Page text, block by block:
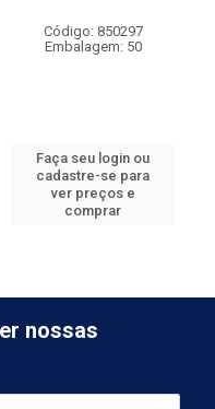
Código: 850297
Embalagem: 50
Faça seu login ou
cadastre-se para
ver preços e
comprar
nossas